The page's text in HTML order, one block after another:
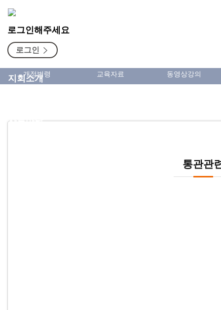
로그인해주세요
로그인
지회소개
자료마당
각종서식
개정법령 교육자료 동영상강의
통관관